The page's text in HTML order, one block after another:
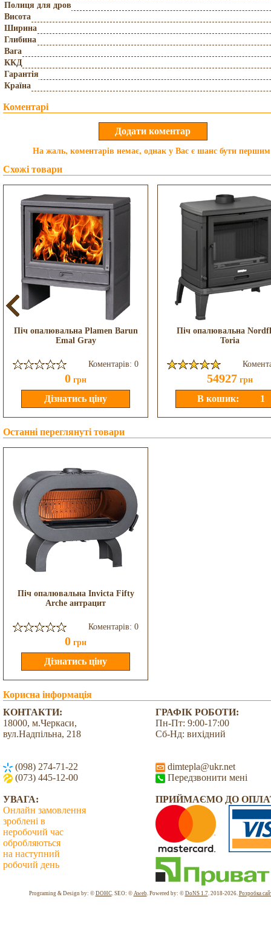
Полиця для дров
Висота
Ширина
Глибина
Вага
ККД
Гарантія
Країна
Коментарі
На жаль, коментарів немає, однак у Вас є шанс бути
Схожі товари
Піч опалювальна Plamen Barun
Emal Gray
Коментарів: 0
0 грн
Піч опалювальна
Toria
54927 грн
Останні переглянуті товари
Піч опалювальна Invicta Fifty
Arche антрацит
Коментарів: 0
0 грн
Корисна інформація
КОНТАКТИ:
18000, м.Черкаси,
вул.Надпільна, 218
(098) 274-71-22
(073) 445-12-00
ГРАФІК РОБОТИ:
Пн-Пт: 9:00-17:00
Сб-Нд: вихідний
dimtepla@ukr.net
Передзвонити мені
УВАГА:
Онлайн замовлення
зроблені в
неробочий час
обробляються
на наступний
робочий день
ПРИЙМАЄМО ДО
Programing & Design by: © DOHC. SEO: © Aweb. Powered by: © DoNS 1.7. 2018-2026. Розробка